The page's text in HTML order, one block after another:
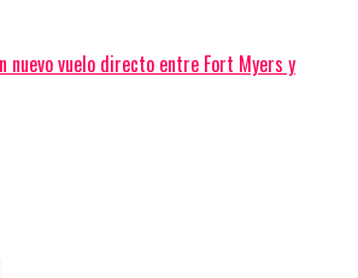
nuevo vuelo directo entre Fort Myers y